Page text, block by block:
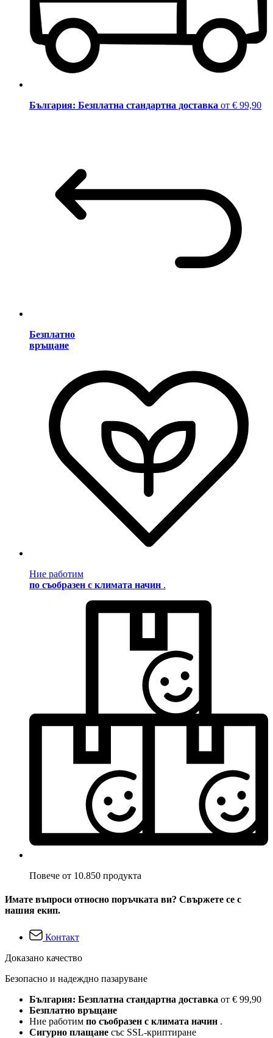
България: Безплатна стандартна доставка от € 99,90
Безплатно
връщане
Ние работим
по съобразен с климата начин .
Повече от 10.850 продукта
Имате въпроси относно поръчката ви? Свържете се с
нашия екип.
Контакт
Доказано качество
Безопасно и надеждно пазаруване
България: Безплатна стандартна доставка от € 99,90
Безплатно връщане
Ние работим по съобразен с климата начин .
Сигурно плащане със SSL-криптиране